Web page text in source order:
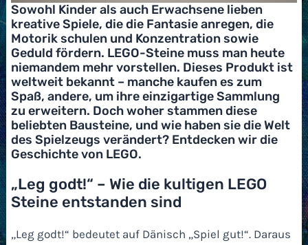
Sowohl Kinder als auch Erwachsene lieben
kreative Spiele, die die Fantasie anregen, die
Motorik schulen und Konzentration sowie
Geduld fördern. LEGO-Steine muss man heute
niemandem mehr vorstellen. Dieses Produkt ist
weltweit bekannt – manche kaufen es zum
Spaß, andere, um ihre einzigartige Sammlung
zu erweitern. Doch woher stammen diese
beliebten Bausteine, und wie haben sie die Welt
des Spielzeugs verändert? Entdecken wir die
Geschichte von LEGO.
„Leg godt!“ – Wie die kultigen LEGO
Steine entstanden sind
„Leg godt!“ bedeutet auf Dänisch „Spiel gut!“. Daraus